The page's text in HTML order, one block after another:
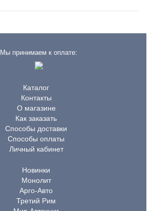
Мы принимаем к оплате:
Каталог
Контакты
О магазине
Как заказать
Способы доставки
Способы оплаты
Личный кабинет
Новинки
Монолит
Арго-Авто
Третий Рим